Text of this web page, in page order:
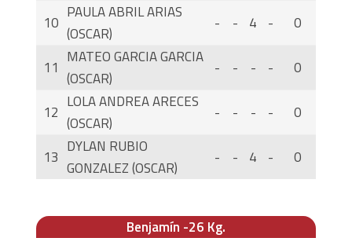
10
PAULA ABRIL ARIAS
(OSCAR)
- - 4 - 0
11
MATEO GARCIA GARCIA
(OSCAR)
- - - - 0
12
LOLA ANDREA ARECES
(OSCAR)
- - - - 0
13
DYLAN RUBIO
GONZALEZ (OSCAR)
- - 4 - 0
Benjamín -26 Kg.